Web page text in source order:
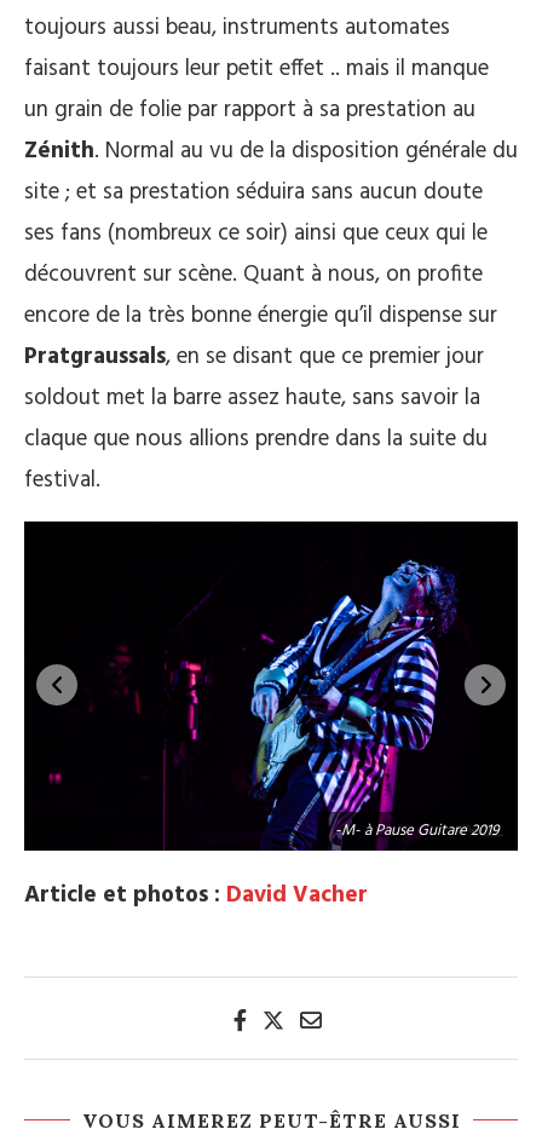
toujours aussi beau, instruments automates
faisant toujours leur petit effet .. mais il manque
un grain de folie par rapport à sa prestation au
Zénith. Normal au vu de la disposition générale du
site ; et sa prestation séduira sans aucun doute
ses fans (nombreux ce soir) ainsi que ceux qui le
découvrent sur scène. Quant à nous, on profite
encore de la très bonne énergie qu’il dispense sur
Pratgraussals, en se disant que ce premier jour
soldout met la barre assez haute, sans savoir la
claque que nous allions prendre dans la suite du
festival.
-M- à Pause Guitare 2019
Article et photos : David Vacher
VOUS AIMEREZ PEUT-ÊTRE AUSSI